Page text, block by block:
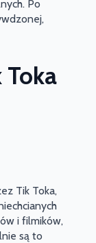
Po
Toka
Tik Toka,
i filmików,
są to